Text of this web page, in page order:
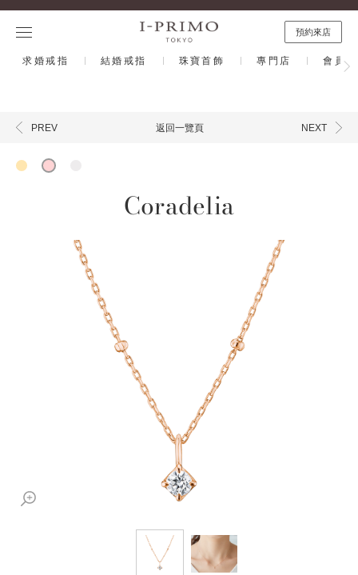
預約來店
求婚戒指 結婚戒指 珠寶首飾 專門店 會員
PREV 返回一覽頁 NEXT
Coradelia